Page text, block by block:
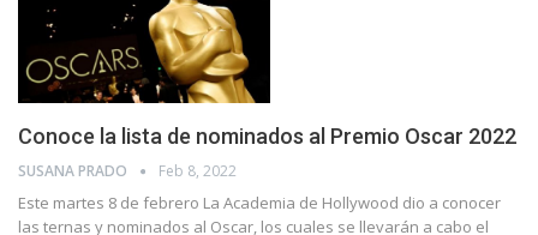
Conoce la lista de nominados al Premio Oscar 2022
SUSANA PRADO Feb 8, 2022
Este martes 8 de febrero La Academia de Hollywood dio a conocer
las ternas y nominados al Oscar, los cuales se llevarán a cabo el